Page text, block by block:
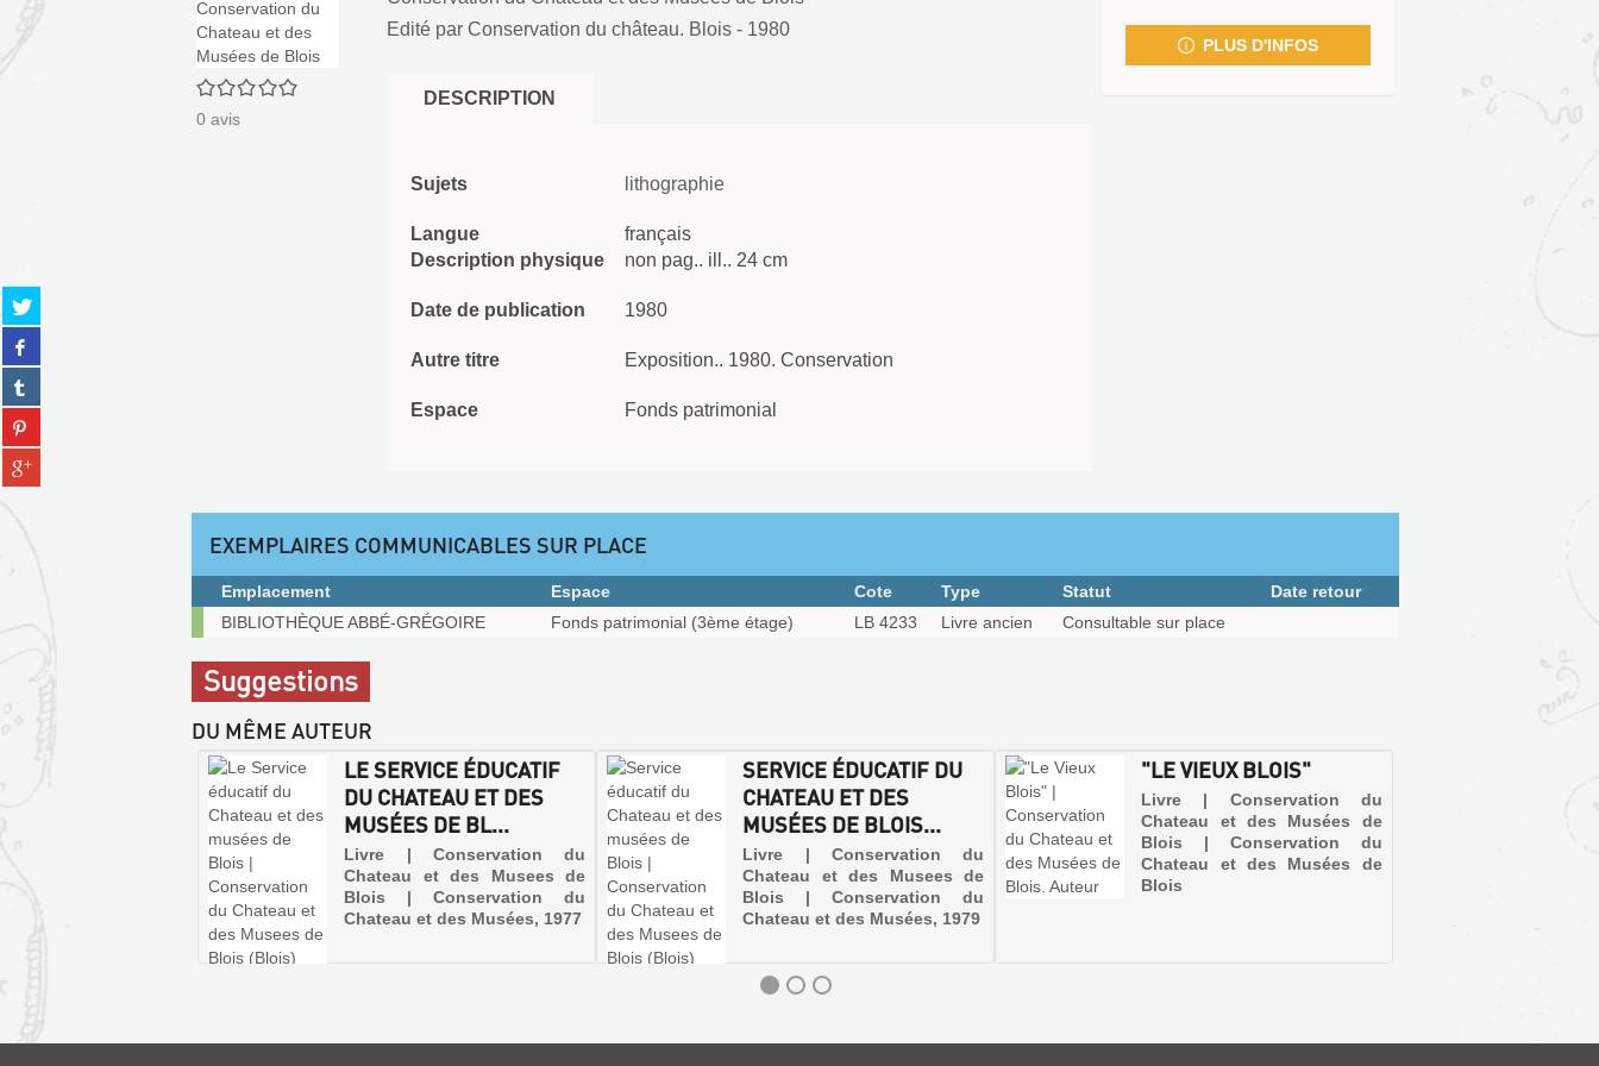
Partager
sur
twitter
(Nouvelle
fenêtre)
Partager
sur
facebook
(Nouvelle
fenêtre)
Partager
sur
tumblr
(Nouvelle
fenêtre)
Partager
sur
pinterest
(Nouvelle
Partager
sur
0/5
0 avis
Edité par Conservation du château. Blois - 1980
DESCRIPTION
Sujets lithographie
Langue
français
Description physique
non pag.. ill.. 24 cm
Date de publication 1980
Autre titre Exposition.. 1980. Conservation
Espace Fonds patrimonial
PLUS D'INFOS
EXEMPLAIRES COMMUNICABLES SUR PLACE
Exemplaires
communicables
sur
place
Emplacement Espace Cote Type Statut
Date retour
BIBLIOTHÈQUE ABBÉ-GRÉGOIRE
Fonds patrimonial (3ème étage) LB 4233 Livre ancien Consultable sur place
Suggestions
DU MÊME AUTEUR
SERVICE ÉDUCATIF DU
CHATEAU ET DES
MUSÉES DE BLOIS...
Livre | Conservation du
Chateau et des Musees de
Blois | Conservation du
Chateau et des Musées, 1979
"LE VIEUX BLOIS"
Livre | Conservation du
Chateau et des Musées de
Blois | Conservation du
Chateau et des Musées de
Blois
LE SERVICE ÉDUCATIF
DU CHATEAU ET DES
MUSÉES DE BL...
Livre | Conservation du
Chateau et des Musees de
Blois | Conservation du
Chateau et des Musées, 1977